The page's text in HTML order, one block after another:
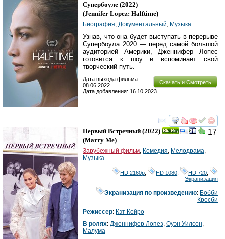
Супербоуле (2022)
(Jennifer Lopez: Halftime)
Биография, Документальный, Музыка
Узнав, что она будет выступать в перерыве
Супербоула 2020 — перед самой большой
аудиторией Америки, Дженнифер Лопес
готовится к шоу и вспоминает свой
творческий путь.
Скачать и Смотреть
Дата выхода фильма:
08.06.2022
Дата добавления: 16.10.2023
смотреть
17
Первый Встречный (2022)
(Marry Me)
Зарубежный фильм, Комедия, Мелодрама,
Музыка
HD 2160р, HD 1080, HD 720,
Экранизация
Экранизация по произведению: Бобби
Кросби
Режиссер: Кэт Койро
В ролях: Дженнифер Лопез, Оуэн Уилсон,
Малума